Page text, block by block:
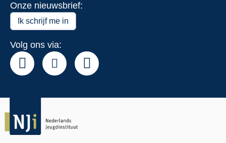
Onze nieuwsbrief:
Ik schrijf me in
Volg ons via: